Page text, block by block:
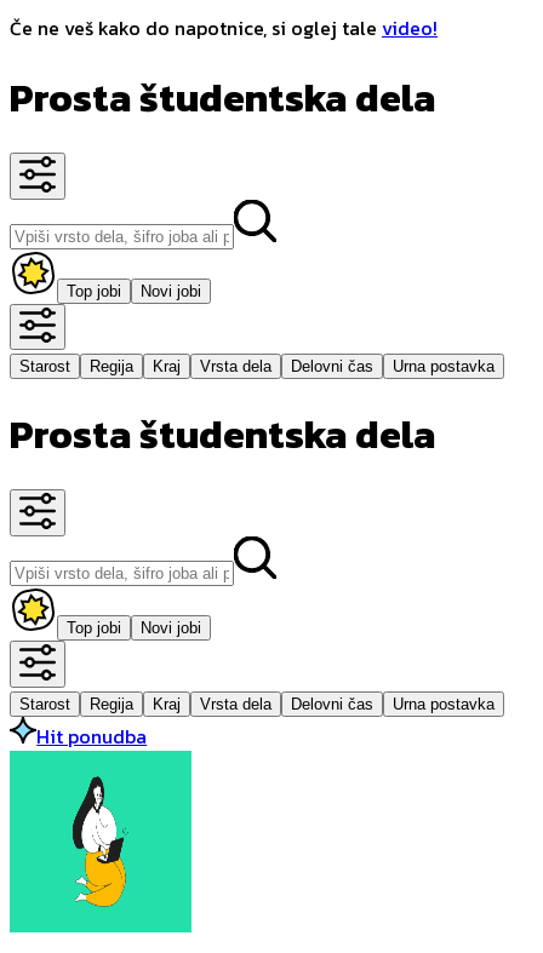
Če ne veš kako do napotnice, si oglej tale video!
Prosta študentska dela
Top jobi Novi jobi
Starost Regija Kraj Vrsta dela Delovni čas Urna postavka
Prosta študentska dela
Top jobi Novi jobi
Starost Regija Kraj Vrsta dela Delovni čas Urna postavka
Hit ponudba